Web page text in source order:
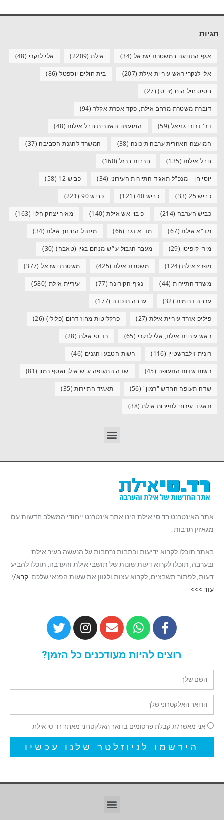
תגיות
אגף התנועה במשטרת ישראל (34) אילת(2209) אלי לנקרי (48)
אלי לנקרי ראש עיריית אילת (207) בית חולים יוספטל(86)
בסיס חיל הים (זי"ס)(27)
דוברת משטרת מרחב אילת, פקד אפרת אקלר (94)
דר' דרורי גניאל (59) המועצה האזורית חבל אילות(48)
המועצה האזורית ערבה תיכונה (38) המשרד להגנת הסביבה (37)
חבל אילות(135) חרבות ברזל (160)
יוסי חן – מנכ"ל תאגיד התיירות העירוני (34) כביש 12 (58)
כביש 25 (33) כביש 40 (121) כביש 90 (221)
כביש הערבה (214) כיבוי אש אילת(140) מאיר יצחק הלוי (163)
מד"א אילת(67) מד"א נגב(66) מינהל החינוך אילת(34)
מירי קופיטו (29) מעבר הגבול ע״ש מנחם בגין (טאבה)(30)
מפרץ אילת(124) משטרת אילת (425) משטרת ישראל(377)
משרד התיירות(44) נגיף הקורונה (77) עיריית אילת (580)
ערבה דרומית (32) ערבה תיכונה (177)
פיליפ אזרד עיריית אילת(27) פרקליטות מחוז דרום (פלילי) (26)
ראש עיריית אילת, אלי לנקרי (65) רד סי אילת (28)
רונית זילברשטיין (116) רשות הטבע והגנים (46)
רשות שדות התעופה (45) שדה התעופה ע"ש אילן ואסף רמון (81)
שדה תעופה החדש "רמון" (56) תאגיד התיירות(35)
תאגיד עירוני לתיירות אילת (38)
אתר האינטרנט רד סי אילת הינו אתר אינטרנט ייחודי המשלב חדשות עם
מגאזין תרבות.
באתר תוכלו לקרוא ידיעות וכתבות נרחבות על הנעשה בעיר אילת
ובערבה, תוכלו לקרוא דעות שונות של תושבי אילת והערבה, תוכלו להביע
דעות, לפתור תשבצים, לקרוא עצות ולגוון את שעות הפנאי שלכם. קרא/י
עוד >>>
רוצים להיות מעודכנים כל הזמן?
אני מאשר/ת קבלת פרסומים בדואר האלקטרוני מאתר רד סי אילת
הירשמו לניוזלטר שלנו עכשיו